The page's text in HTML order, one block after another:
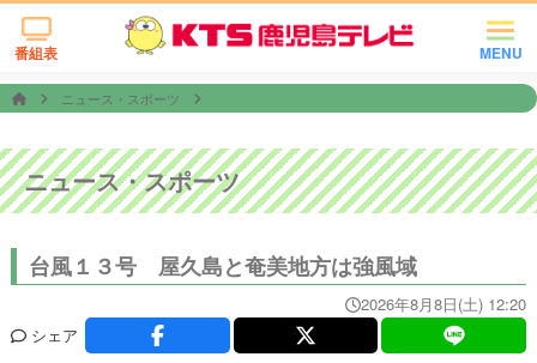
MENU
番組表
ニュース・スポーツ
ニュース・スポーツ
台風１３号 屋久島と奄美地方は強風域
2026年8月8日(土) 12:20
シェア